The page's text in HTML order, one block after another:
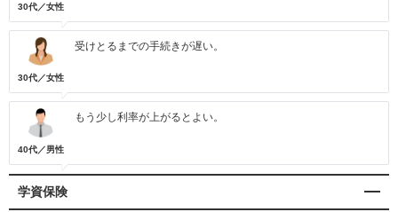
30代／女性
30代／女性
受けとるまでの手続きが遅い。
40代／男性
もう少し利率が上がるとよい。
学資保険